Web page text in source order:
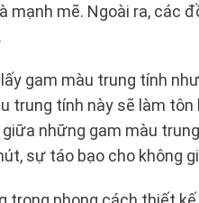
mạnh mẽ. Ngoài ra, các
gam màu trung tính
trung tính này sẽ làm
những gam màu
sự táo bạo cho không